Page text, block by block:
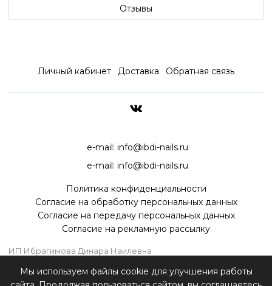
Отзывы
Личный кабинет Доставка Обратная связь
e-mail: info@ibdi-nails.ru
e-mail: info@ibdi-nails.ru
Политика конфиденциальности
Согласие на обработку персональных данных
Согласие на передачу персональных данных
Согласие на рекламную рассылку
ИП Ибрагимова Динара Наилевна
ОГРНИП 315595800070181
Мы используем файлы cookie для улучшения работы